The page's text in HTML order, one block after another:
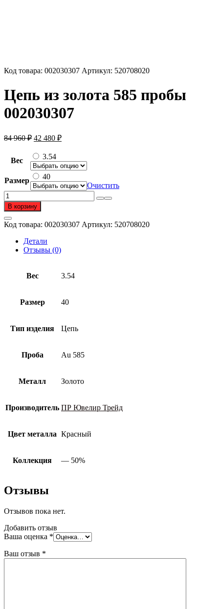
Код товара: 002030307 Артикул: 520708020
Цепь из золота 585 пробы
002030307
84 960₽ Первоначальная
составляла
84
960 ₽.
42 480 ₽Текущая
480 ₽.
Вес 3.54
Размер
40
Очистить
Количество
товара
Цепь
из
золота
пробы
В корзину
Код товара: 002030307 Артикул: 520708020
Детали
Отзывы (0)
Вес 3.54
Размер 40
Тип изделия Цепь
Проба Au 585
Металл Золото
Производитель ПР Ювелир Трейд
Цвет металла Красный
Коллекция — 50%
Отзывы
Отзывов пока нет.
Добавить отзыв
Ваша оценка *
Ваш отзыв *